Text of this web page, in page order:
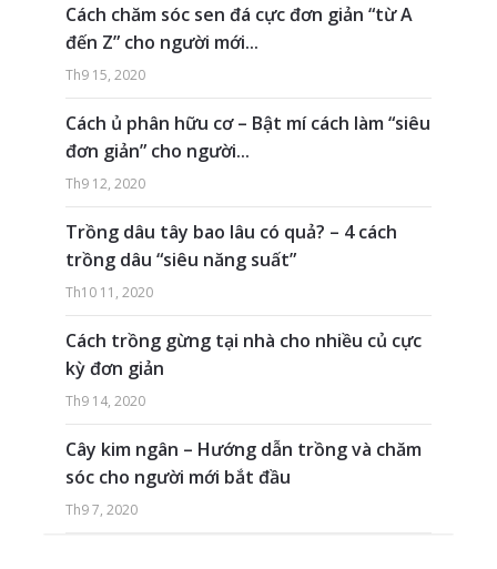
Cách chăm sóc sen đá cực đơn giản “từ A
đến Z” cho người mới...
Th9 15, 2020
Cách ủ phân hữu cơ – Bật mí cách làm “siêu
đơn giản” cho người...
Th9 12, 2020
Trồng dâu tây bao lâu có quả? – 4 cách
trồng dâu “siêu năng suất”
Th10 11, 2020
Cách trồng gừng tại nhà cho nhiều củ cực
kỳ đơn giản
Th9 14, 2020
Cây kim ngân – Hướng dẫn trồng và chăm
sóc cho người mới bắt đầu
Th9 7, 2020